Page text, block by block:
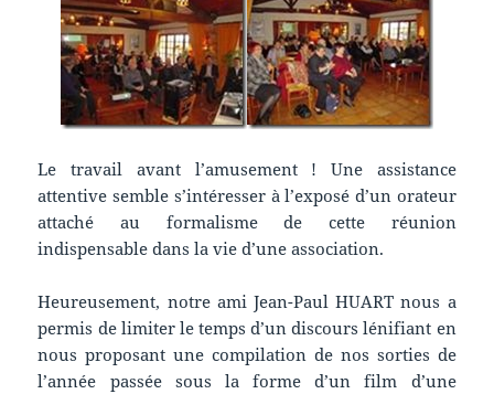
Le travail avant l’amusement ! Une assistance
attentive semble s’intéresser à l’exposé d’un orateur
attaché au formalisme de cette réunion
indispensable dans la vie d’une association.
Heureusement, notre ami Jean-Paul HUART nous a
permis de limiter le temps d’un discours lénifiant en
nous proposant une compilation de nos sorties de
l’année passée sous la forme d’un film d’une